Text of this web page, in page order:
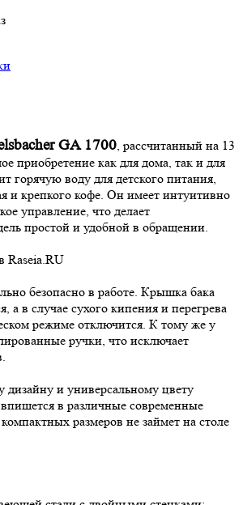
GA 1700, рассчитанный на 13
приобретение как для дома, так и для
горячую воду для детского питания,
и крепкого кофе. Он имеет интуитивно
управление, что делает
простой и удобной в обращении.
безопасно в работе. Крышка бака
а в случае сухого кипения и перегрева
режиме отключится. К тому же у
ручки, что исключает
дизайну и универсальному цвету
в различные современные
размеров не займет на столе